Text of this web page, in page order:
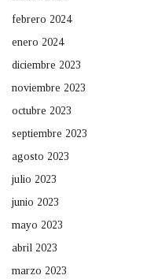
febrero 2024
enero 2024
diciembre 2023
noviembre 2023
octubre 2023
septiembre 2023
agosto 2023
julio 2023
junio 2023
mayo 2023
abril 2023
marzo 2023